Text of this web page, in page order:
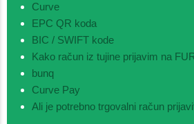
Curve
EPC QR koda
BIC / SWIFT kode
Kako račun iz tujine prijavim na
bunq
Curve Pay
Ali je potrebno trgovalni račun